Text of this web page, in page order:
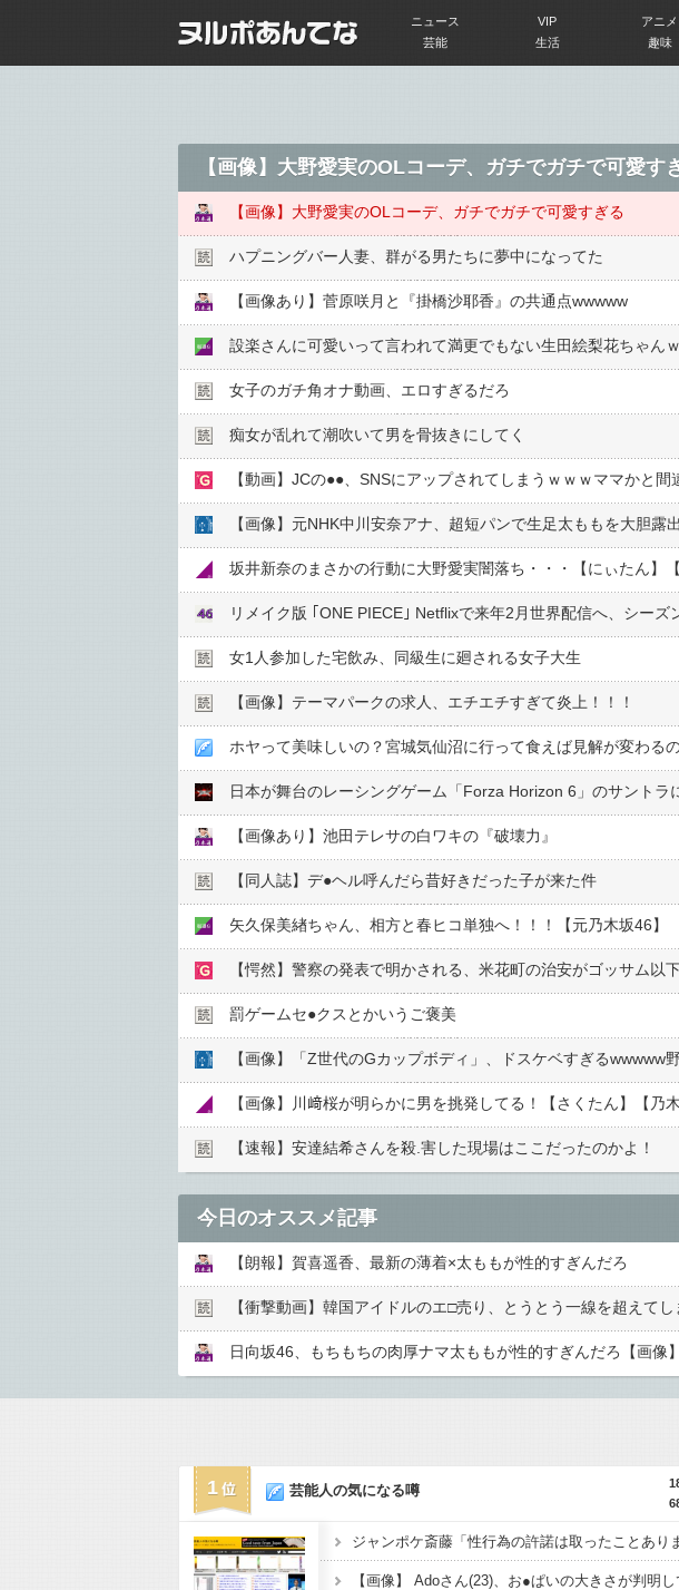
ニュース VIP アニメ
芸能
生活 趣味
【画像】大野愛実のOLコーデ、ガチでガチで可愛す
【画像】大野愛実のOLコーデ、ガチでガチで可愛すぎる
ハプニングバー人妻、群がる男たちに夢中になってた
【画像あり】菅原咲月と『掛橋沙耶香』の共通点wwwww
設楽さんに可愛いって言われて満更でもない生田絵梨花ちゃん
女子のガチ角オナ動画、エロすぎるだろ
痴女が乱れて潮吹いて男を骨抜きにしてく
【動画】JCの●●、SNSにアップされてしまうｗｗｗママかと間
【画像】元NHK中川安奈アナ、超短パンで生足太ももを大胆露
坂井新奈のまさかの行動に大野愛実闇落ち・・・【にぃたん】
リメイク版 ｢ONE PIECE｣ Netflixで来年2月世界配信へ、シーズ
女1人参加した宅飲み、同級生に廻される女子大生
【画像】テーマパークの求人、エチエチすぎて炎上！！！
ホヤって美味しいの？宮城気仙沼に行って食えば見解が変わる
日本が舞台のレーシングゲーム「Forza Horizon 6」のサントラ
【画像あり】池田テレサの白ワキの『破壊力』
【同人誌】デ●︎ヘル呼んだら昔好きだった子が来た件
矢久保美緖ちゃん、相方と春ヒコ単独へ！！！【元乃木坂46】
【愕然】警察の発表で明かされる、米花町の治安がゴッサム以
罰ゲームセ●︎クスとかいうご褒美
【画像】川﨑桜が明らかに男を挑発してる！【さくたん】【乃木
【速報】安達結希さんを殺.害した現場はここだったのかよ！
今日のオススメ記事
【朗報】賀喜遥香、最新の薄着×太ももが性的すぎんだろ
【衝撃動画】韓国アイドルのエ□売り、とうとう一線を超えてし
日向坂46、もちもちの肉厚ナマ太ももが性的すぎんだろ【画像】
1 芸能人の気になる噂